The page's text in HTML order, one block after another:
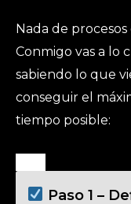
Nada de
Conmigo vas a lo
sabiendo lo que
conseguir el
tiempo posible:
Paso 1 –